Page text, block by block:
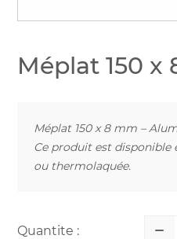
Méplat 150 x
Méplat 150 x 8 mm –
Ce produit est disponible
ou thermolaquée.
Quantite :